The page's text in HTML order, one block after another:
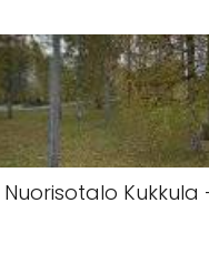
Nuorisotalo Kukkula